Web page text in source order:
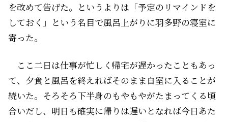
を改めて告げた。というよりは「予定のリマインドを
しておく」という名目で風呂上がりに羽多野の寝室に
寄った。
ここ二日は仕事が忙しく帰宅が遅かったこともあっ
て、夕食と風呂を終えればそのまま自室に入ることが
続いた。そろそろ下半身のもやもやがたまってくる頃
合いだし、明日も確実に帰りは遅いとなれば今日あた